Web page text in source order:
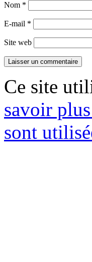
Nom *
E-mail *
Site web
Ce site
savoir
sont